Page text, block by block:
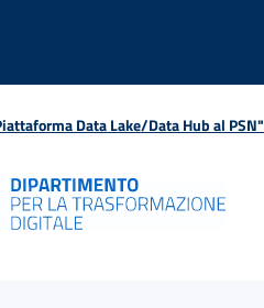
Data Lake/Data Hub al PSN"